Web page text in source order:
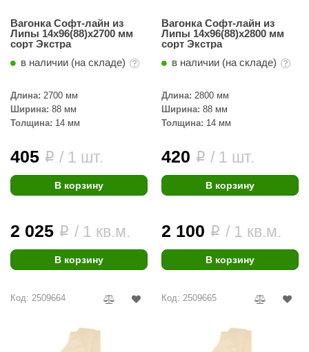
icon
Вагонка Софт-лайн из
Липы 14х96(88)х2700 мм
сорт Экстра
в наличии (на складе)
Длина: 2700 мм
Ширина: 88 мм
Толщина: 14 мм
405 i / 1 шт.
В корзину
2 025 i / 1 кв.м.
В корзину
Вагонка Софт-лайн из
Липы 14х96(88)х2800 мм
сорт Экстра
в наличии (на складе)
Длина: 2800 мм
Ширина: 88 мм
Толщина: 14 мм
420 i / 1 шт.
В корзину
2 100 i / 1 кв.м.
В корзину
Код: 2509664 Код: 2509665